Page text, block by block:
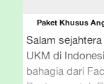
Paket Khusus
Salam
UKM di
bahagia dari